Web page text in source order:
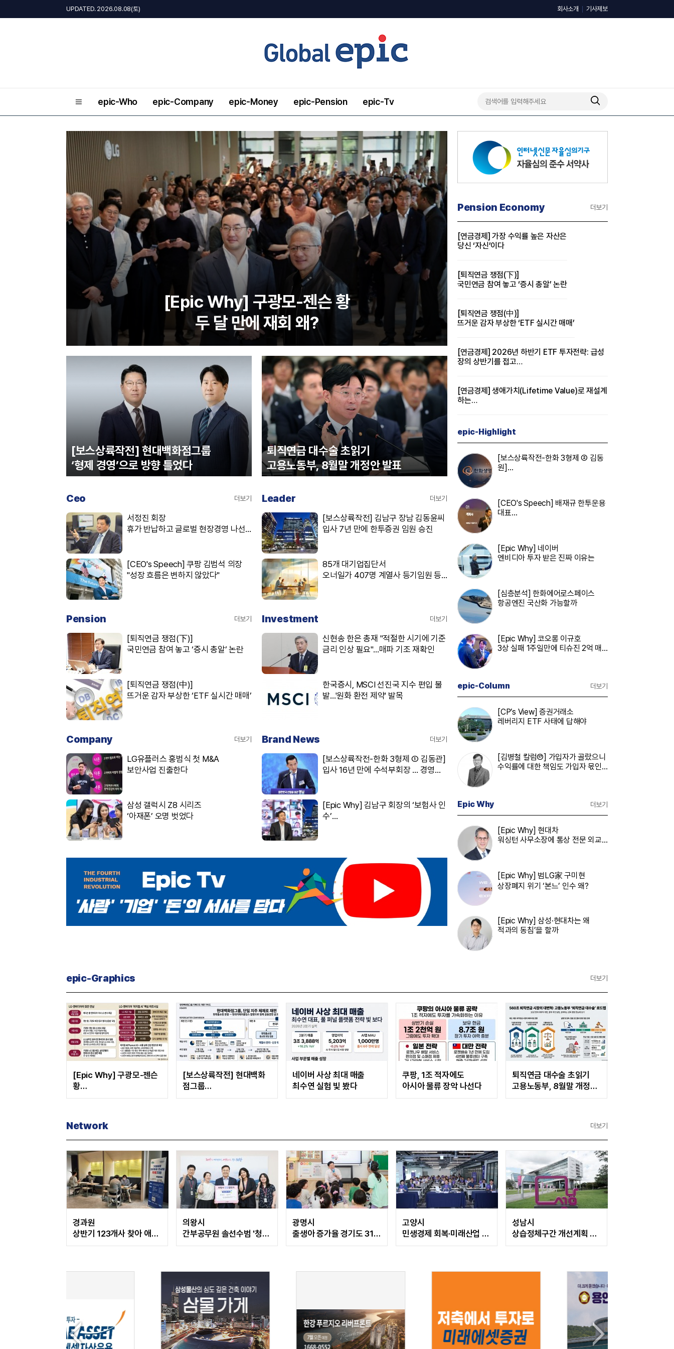
UPDATED. 2026.08.08(토) 회사소개 기사제보
epic-Who epic-Company epic-Money epic-Pension epic-Tv
[Epic Why] 구광모-젠슨 황
두 달 만에 재회 왜?
[보스상륙작전] 현대백화점그룹
‘형제 경영’으로 방향 틀었다
퇴직연금 대수술 초읽기
고용노동부, 8월말 개정안 발표
Ceo 더보기
서정진 회장
휴가 반납하고 글로벌 현장경영 나선
[CEO's Speech] 쿠팡 김범석 의장
"성장 흐름은 변하지 않았다"
Leader 더보기
[보스상륙작전] 김남구 장남 김동윤씨
입사 7년 만에 한투증권 임원 승진
85개 대기업집단서
오너일가 407명 계열사 등기임원 등
Pension 더보기
[퇴직연금 쟁점(下)]
국민연금 참여 놓고 ‘증시 총알’ 논란
[퇴직연금 쟁점(中)]
뜨거운 감자 부상한 ‘ETF 실시간 매매’
Investment 더보기
신현송 한은 총재 "적절한 시기에 기준
금리 인상 필요"…매파 기조 재확인
한국증시, MSCI 선진국 지수 편입 불
발…'원화 환전 제약' 발목
Company 더보기
LG유플러스 홍범식 첫 M&A
보안사업 진출한다
삼성 갤럭시 Z8 시리즈
‘아재폰’ 오명 벗었다
Brand News 더보기
[보스상륙작전-한화 3형제 ① 김동관]
입사 16년 만에 수석부회장 … 경영승
[Epic Why] 김남구 회장의 ‘보험사 인
수’
Pension Economy 더보기
[연금경제] 가장 수익률 높은 자산은
당신 ‘자신’이다
[퇴직연금 쟁점(下)]
국민연금 참여 놓고 ‘증시 총알’ 논란
[퇴직연금 쟁점(中)]
뜨거운 감자 부상한 ‘ETF 실시간 매매’
[연금경제] 2026년 하반기 ETF 투자전략: 급성
장의 상반기를 접고
[연금경제] 생애가치(Lifetime Value)로 재설계
하는
epic-Highlight
[보스상륙작전-한화 3형제 ② 김동
원]
[CEO's Speech] 배재규 한투운용
대표
[Epic Why] 네이버
엔비디아 투자 받은 진짜 이유는
[심층분석] 한화에어로스페이스
항공엔진 국산화 가능할까
[Epic Why] 코오롱 이규호
3상 실패 1주일만에 티슈진 2억 매
epic-Column 더보기
[CP’s View] 증권거래소
레버리지 ETF 사태에 답해야
[김병철 칼럼⑰] 가입자가 골랐으니
수익률에 대한 책임도 가입자 몫인
Epic Why 더보기
[Epic Why] 현대차
워싱턴 사무소장에 통상 전문 외교
[Epic Why] 범LG家 구미현
상장폐지 위기 ‘본느’ 인수 왜?
[Epic Why] 삼성·현대차는 왜
적과의 동침’을 할까
epic-Graphics 더보기
[Epic Why] 구광모-젠슨
황
두 달 만에 재회 왜?
[보스상륙작전] 현대백화
점그룹
‘형제 경영’으로 방향 틀었
네이버 사상 최대 매출
최수연 실험 빛 봤다
쿠팡, 1조 적자에도
아시아 물류 장악 나선다
퇴직연금 대수술 초읽기
고용노동부, 8월말 개정안
발표
Network 더보기
경과원
상반기 123개사 찾아 애로
136건 해결
의왕시
간부공무원 솔선수범 '청렴
챌린지' 추진
광명시
출생아 증가율 경기도 31개
시군 '1위'
고양시
민생경제 회복·미래산업 육
성 '투트랙' 전략 본격화
성남시
상습정체구간 개선계획 착
수…교통체계 전면 진단